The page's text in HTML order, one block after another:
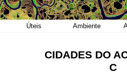
Úteis Ambiente
CIDADES DO
C